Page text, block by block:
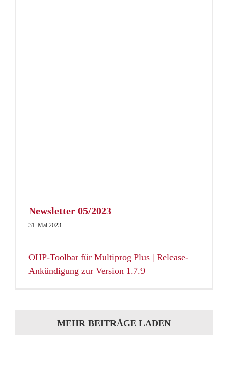
Newsletter 05/2023
31. Mai 2023
OHP-Toolbar für Multiprog Plus | Release-
Ankündigung zur Version 1.7.9
MEHR BEITRÄGE LADEN